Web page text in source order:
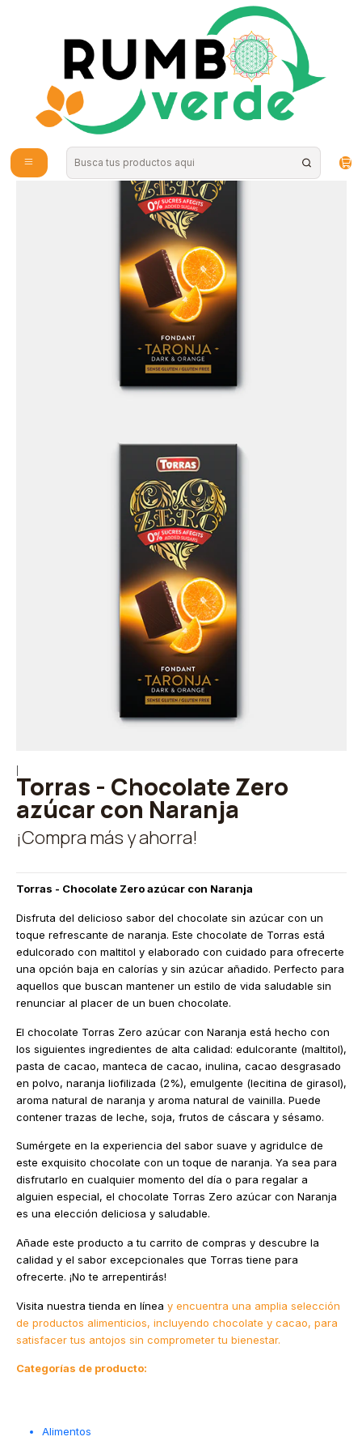
Envío gratis por compras sobre los 59.990 en la provincia de Santiago
Torras - Chocolate Zero azúcar con Naranja
Torras - Chocolate Zero
azúcar con Naranja
¡Compra más y ahorra!
Torras - Chocolate Zero azúcar con Naranja
Disfruta del delicioso sabor del chocolate sin azúcar con un
toque refrescante de naranja. Este chocolate de Torras está
edulcorado con maltitol y elaborado con cuidado para ofrecerte
una opción baja en calorías y sin azúcar añadido. Perfecto para
aquellos que buscan mantener un estilo de vida saludable sin
renunciar al placer de un buen chocolate.
El chocolate Torras Zero azúcar con Naranja está hecho con
los siguientes ingredientes de alta calidad: edulcorante (maltitol),
pasta de cacao, manteca de cacao, inulina, cacao desgrasado
en polvo, naranja liofilizada (2%), emulgente (lecitina de girasol),
aroma natural de naranja y aroma natural de vainilla. Puede
contener trazas de leche, soja, frutos de cáscara y sésamo.
Sumérgete en la experiencia del sabor suave y agridulce de
este exquisito chocolate con un toque de naranja. Ya sea para
disfrutarlo en cualquier momento del día o para regalar a
alguien especial, el chocolate Torras Zero azúcar con Naranja
es una elección deliciosa y saludable.
Añade este producto a tu carrito de compras y descubre la
calidad y el sabor excepcionales que Torras tiene para
ofrecerte. ¡No te arrepentirás!
Visita nuestra tienda en línea y encuentra una amplia selección
de productos alimenticios, incluyendo chocolate y cacao, para
satisfacer tus antojos sin comprometer tu bienestar.
Categorías de producto:
Alimentos